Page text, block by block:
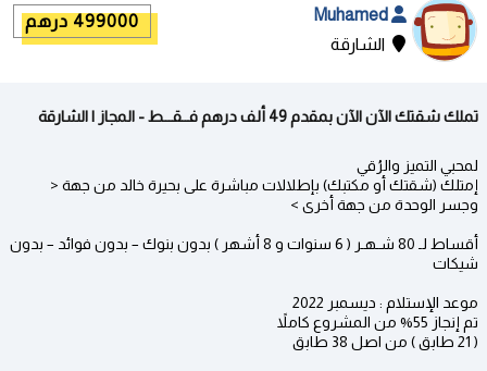
الشارقة
499000 درهم
تملك شقتك الآن الآن بمقدم 49 ألف درهم فــقـــط - المجاز | الشارقة
لمحبي التميز والرُقي
إمتلك (شقتك أو مكتبك) بإطلالات مباشرة على بحيرة خالد من جهة <
وجسر الوحدة من جهة أخرى >
أقساط لـ 80 شـهـر ( 6 سنوات و 8 أشهر ) بدون بنوك – بدون فوائد – بدون
شيكات
موعد الإستلام : ديسمبر 2022
تم إنجاز 55% من المشروع كاملاً
( 21 طابق ) من اصل 38 طابق